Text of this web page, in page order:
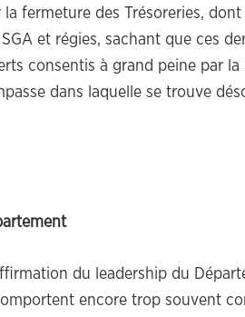
fermeture des Trésoreries,
et régies, sachant que ces
consentis à grand peine par la
dans laquelle se trouve
du leadership du
encore trop souvent